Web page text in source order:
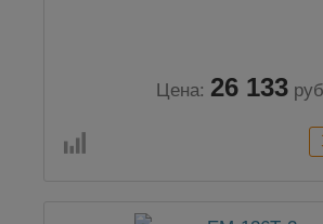
Цена: 26 133